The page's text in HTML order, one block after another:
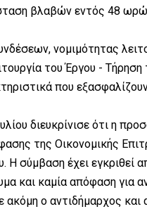
βλαβών εντός 48
νομιμότητας
του Έργου -
που
διευκρίνισε ότι η
της Οικονομικής
σύμβαση έχει εγκριθεί
και καμία απόφαση για
ακόμη ο αντιδήμαρχος